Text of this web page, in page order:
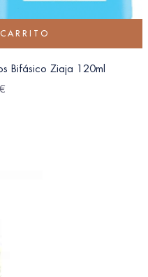
Bifásico Ziaja 120ml
€